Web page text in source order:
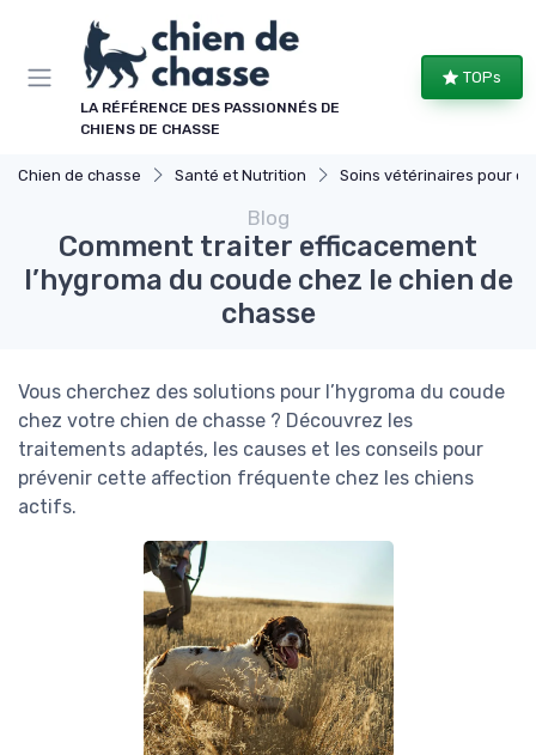
LA RÉFÉRENCE DES PASSIONNÉS DE
CHIENS DE CHASSE
TOPs
Chien de chasse Santé et Nutrition Soins vétérinaires pour chiens de chasse
Blog
Comment traiter efficacement
l’hygroma du coude chez le chien de
chasse
Vous cherchez des solutions pour l’hygroma du coude
chez votre chien de chasse ? Découvrez les
traitements adaptés, les causes et les conseils pour
prévenir cette affection fréquente chez les chiens
actifs.
Panneau de gestion des cookies